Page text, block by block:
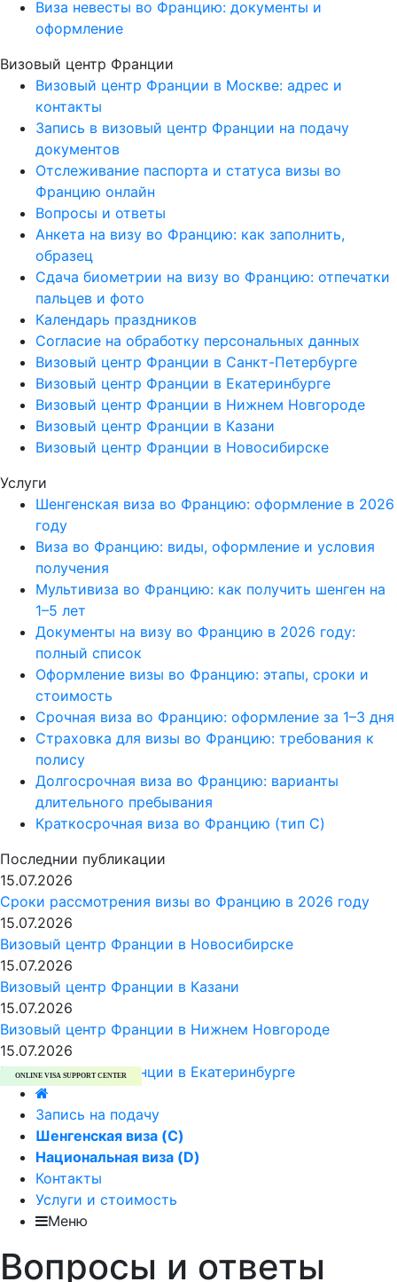
Виза невесты во Францию: документы и
оформление
Визовый центр Франции
Визовый центр Франции в Москве: адрес и
контакты
Запись в визовый центр Франции на подачу
документов
Отслеживание паспорта и статуса визы во
Францию онлайн
Вопросы и ответы
Анкета на визу во Францию: как заполнить,
образец
Сдача биометрии на визу во Францию: отпечатки
пальцев и фото
Календарь праздников
Согласие на обработку персональных данных
Визовый центр Франции в Санкт-Петербурге
Визовый центр Франции в Екатеринбурге
Визовый центр Франции в Нижнем Новгороде
Визовый центр Франции в Казани
Визовый центр Франции в Новосибирске
Услуги
Шенгенская виза во Францию: оформление в 2026
году
Виза во Францию: виды, оформление и условия
получения
Мультивиза во Францию: как получить шенген на
1–5 лет
Документы на визу во Францию в 2026 году:
полный список
Оформление визы во Францию: этапы, сроки и
стоимость
Срочная виза во Францию: оформление за 1–3 дня
Страховка для визы во Францию: требования к
полису
Долгосрочная виза во Францию: варианты
длительного пребывания
Краткосрочная виза во Францию (тип C)
Последнии публикации
15.07.2026
Сроки рассмотрения визы во Францию в 2026 году
15.07.2026
Визовый центр Франции в Новосибирске
15.07.2026
Визовый центр Франции в Казани
15.07.2026
Визовый центр Франции в Нижнем Новгороде
15.07.2026
Визовый центр Франции в Екатеринбурге
ONLINE VISA SUPPORT CENTER
Запись на подачу
Шенгенская виза (C)
Национальная виза (D)
Контакты
Услуги и стоимость
Меню
Вопросы и ответы